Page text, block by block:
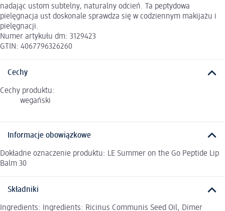
nadając ustom subtelny, naturalny odcień. Ta peptydowa
pielęgnacja ust doskonale sprawdza się w codziennym makijażu i
pielęgnacji.
Numer artykułu dm: 3129423
GTIN: 4067796326260
Cechy
Cechy produktu:
wegański
Informacje obowiązkowe
Dokładne oznaczenie produktu: LE Summer on the Go Peptide Lip
Balm 30
Składniki
Ingredients: Ingredients: Ricinus Communis Seed Oil, Dimer